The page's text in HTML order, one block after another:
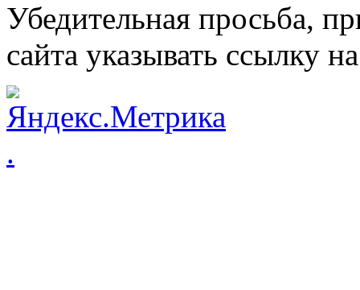
Убедительная просьба,
сайта указывать ссылку
.